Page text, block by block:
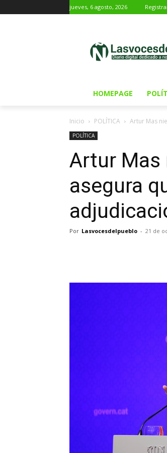
jueves, 6 agosto, 2026
HOMEPAGE
Inicio POLÍTICA Artur Mas
POLÍTICA
Artur Mas
asegura
Por Lasvocesdelpueblo - 21 de